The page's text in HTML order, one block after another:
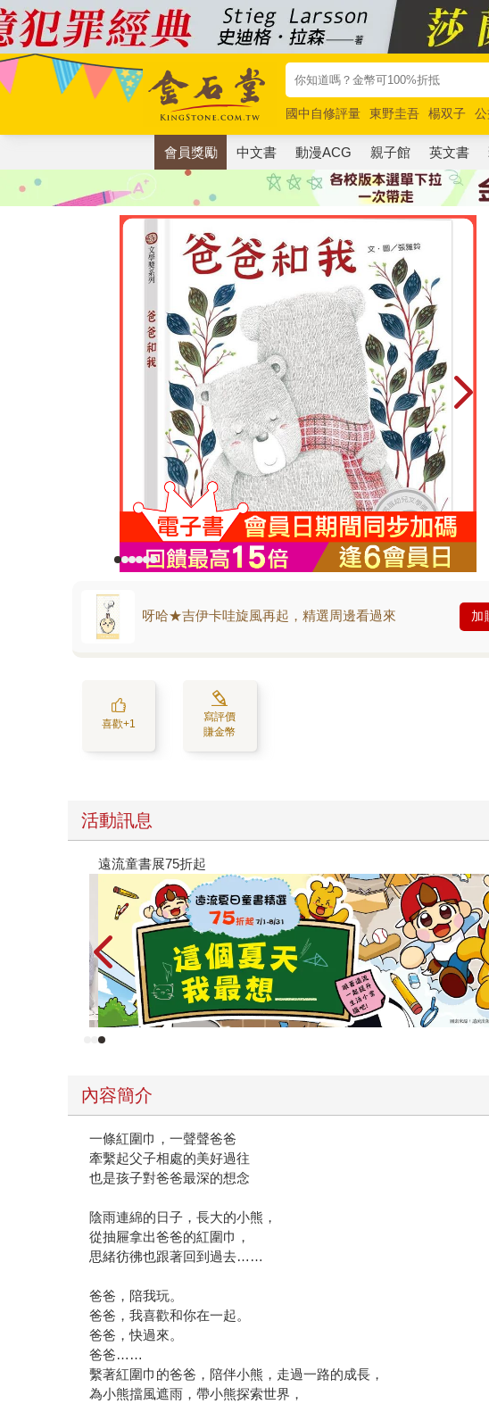
國中自修評量 東野圭吾 楊双子
唯紅花綻放
奧德賽 路邊攤新作
會員獎勵 中文書 動漫ACG 親子館 英文書
呀哈★吉伊卡哇旋風再起，精選周邊看過來 加
喜歡+1
寫評價
賺金幣
活動訊息
參考書115學年度上學期：早鳥優惠活動、2026/8/
禮券！
內容簡介
一條紅圍巾，一聲聲爸爸
牽繫起父子相處的美好過往
也是孩子對爸爸最深的想念
陰雨連綿的日子，長大的小熊，
從抽屜拿出爸爸的紅圍巾，
思緒彷彿也跟著回到過去……
爸爸，陪我玩。
爸爸，我喜歡和你在一起。
爸爸，快過來。
爸爸……
繫著紅圍巾的爸爸，陪伴小熊，走過一路的成長，
為小熊擋風遮雨，帶小熊探索世界，